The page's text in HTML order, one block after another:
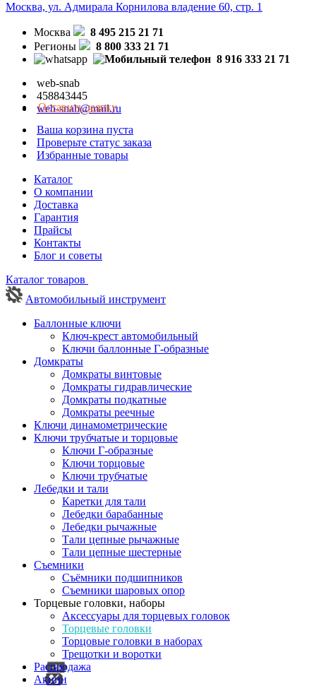
Москва, ул. Адмирала Корнилова владение 60, стр. 1
Москва
8 495 215 21 71
Регионы
8 800 333 21 71
8 916 333 21 71
web-snab
458843445
web-snab@mail.ru
Оставить заявку
Ваша корзина пуста
Проверьте статус заказа
Избранные товары
Каталог
О компании
Доставка
Гарантия
Прайсы
Контакты
Блог и советы
Каталог товаров
Автомобильный инструмент
Баллонные ключи
Ключ-крест автомобильный
Ключи баллонные Г-образные
Домкраты
Домкраты винтовые
Домкраты гидравлические
Домкраты подкатные
Домкраты реечные
Ключи динамометрические
Ключи трубчатые и торцовые
Ключи Г-образные
Ключи торцовые
Ключи трубчатые
Лебедки и тали
Каретки для тали
Лебедки барабанные
Лебедки рычажные
Тали цепные рычажные
Тали цепные шестерные
Съемники
Съёмники подшипников
Съемники шаровых опор
Торцевые головки, наборы
Аксессуары для торцевых головок
Торцевые головки
Торцовые головки в наборах
Трещотки и воротки
Распродажа
Акции